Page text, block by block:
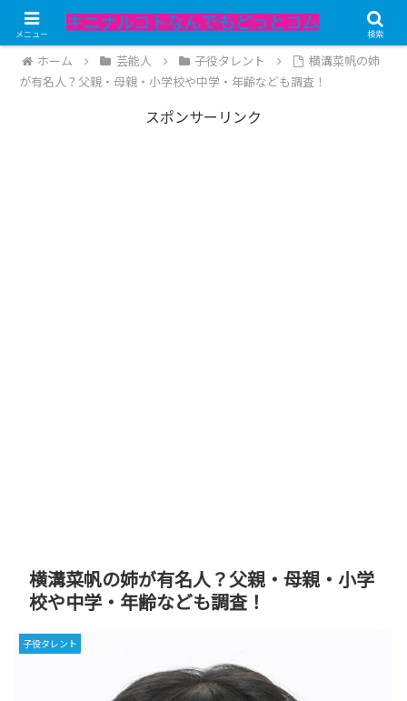
記事内にPRが含まれています。
ホーム 芸能人 子役タレント
横溝菜帆の姉
が有名人？父親・母親・小学校や中学・年齢なども調査！
スポンサーリンク
横溝菜帆の姉が有名人？父親・母親・小学
校や中学・年齢なども調査！
子役タレント
メニュー 検索